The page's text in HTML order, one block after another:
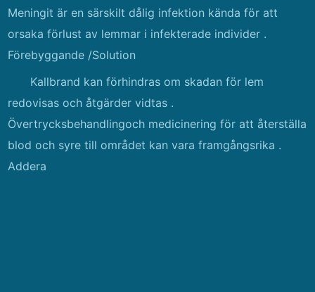
Meningit är en särskilt dålig infektion kända för att
orsaka förlust av lemmar i infekterade individer .
Förebyggande /Solution
Kallbrand kan förhindras om skadan för lem
redovisas och åtgärder vidtas .
Övertrycksbehandlingoch medicinering för att återställa
blod och syre till området kan vara framgångsrika .
Addera